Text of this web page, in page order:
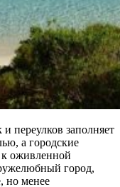
переулков заполняет
а городские
оживленной
город,
но менее